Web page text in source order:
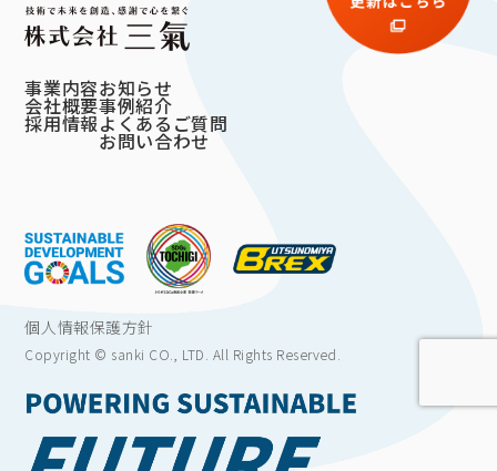
事業内容
会社概要
採用情報
お知らせ
事例紹介
よくあるご質問
お問い合わせ
個人情報保護方針
Copyright © sanki CO., LTD. All Rights Reserved.